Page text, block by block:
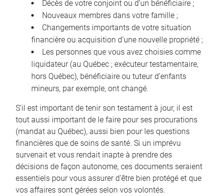
Décès de votre conjoint ou d’un bénéficiaire ;
Nouveaux membres dans votre famille ;
Changements importants de votre situation
financière ou acquisition d’une nouvelle propriété ;
Les personnes que vous avez choisies comme
liquidateur (au Québec ; exécuteur testamentaire,
hors Québec), bénéficiaire ou tuteur d’enfants
mineurs, par exemple, ont changé.
S’il est important de tenir son testament à jour, il est
tout aussi important de le faire pour ses procurations
(mandat au Québec), aussi bien pour les questions
financières que de soins de santé. Si un imprévu
survenait et vous rendait inapte à prendre des
décisions de façon autonome, ces documents seraient
essentiels pour vous assurer d’être bien protégé et que
vos affaires sont gérées selon vos volontés.